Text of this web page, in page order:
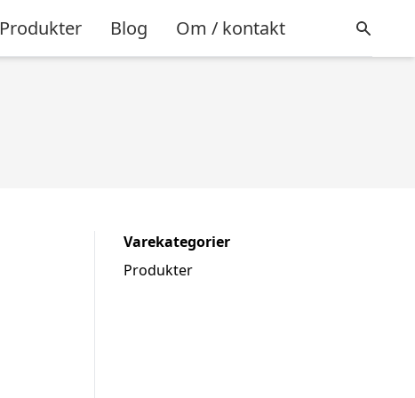
Produkter Blog Om / kontakt
Varekategorier
Produkter